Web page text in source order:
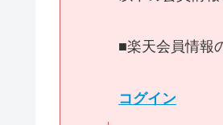
■楽天会員情報
コグイン